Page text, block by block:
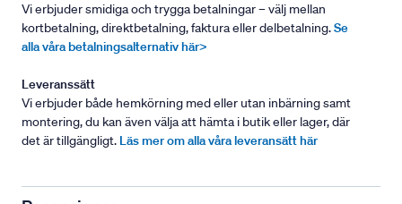
Vi erbjuder smidiga och trygga betalningar – välj mellan
kortbetalning, direktbetalning, faktura eller delbetalning.Se
alla våra betalningsalternativ här>
Leveranssätt
Vi erbjuder både hemkörning med eller utan inbärning samt
montering, du kan även välja att hämta i butik eller lager, där
det är tillgängligt. Läs mer om alla våra leveransätt här